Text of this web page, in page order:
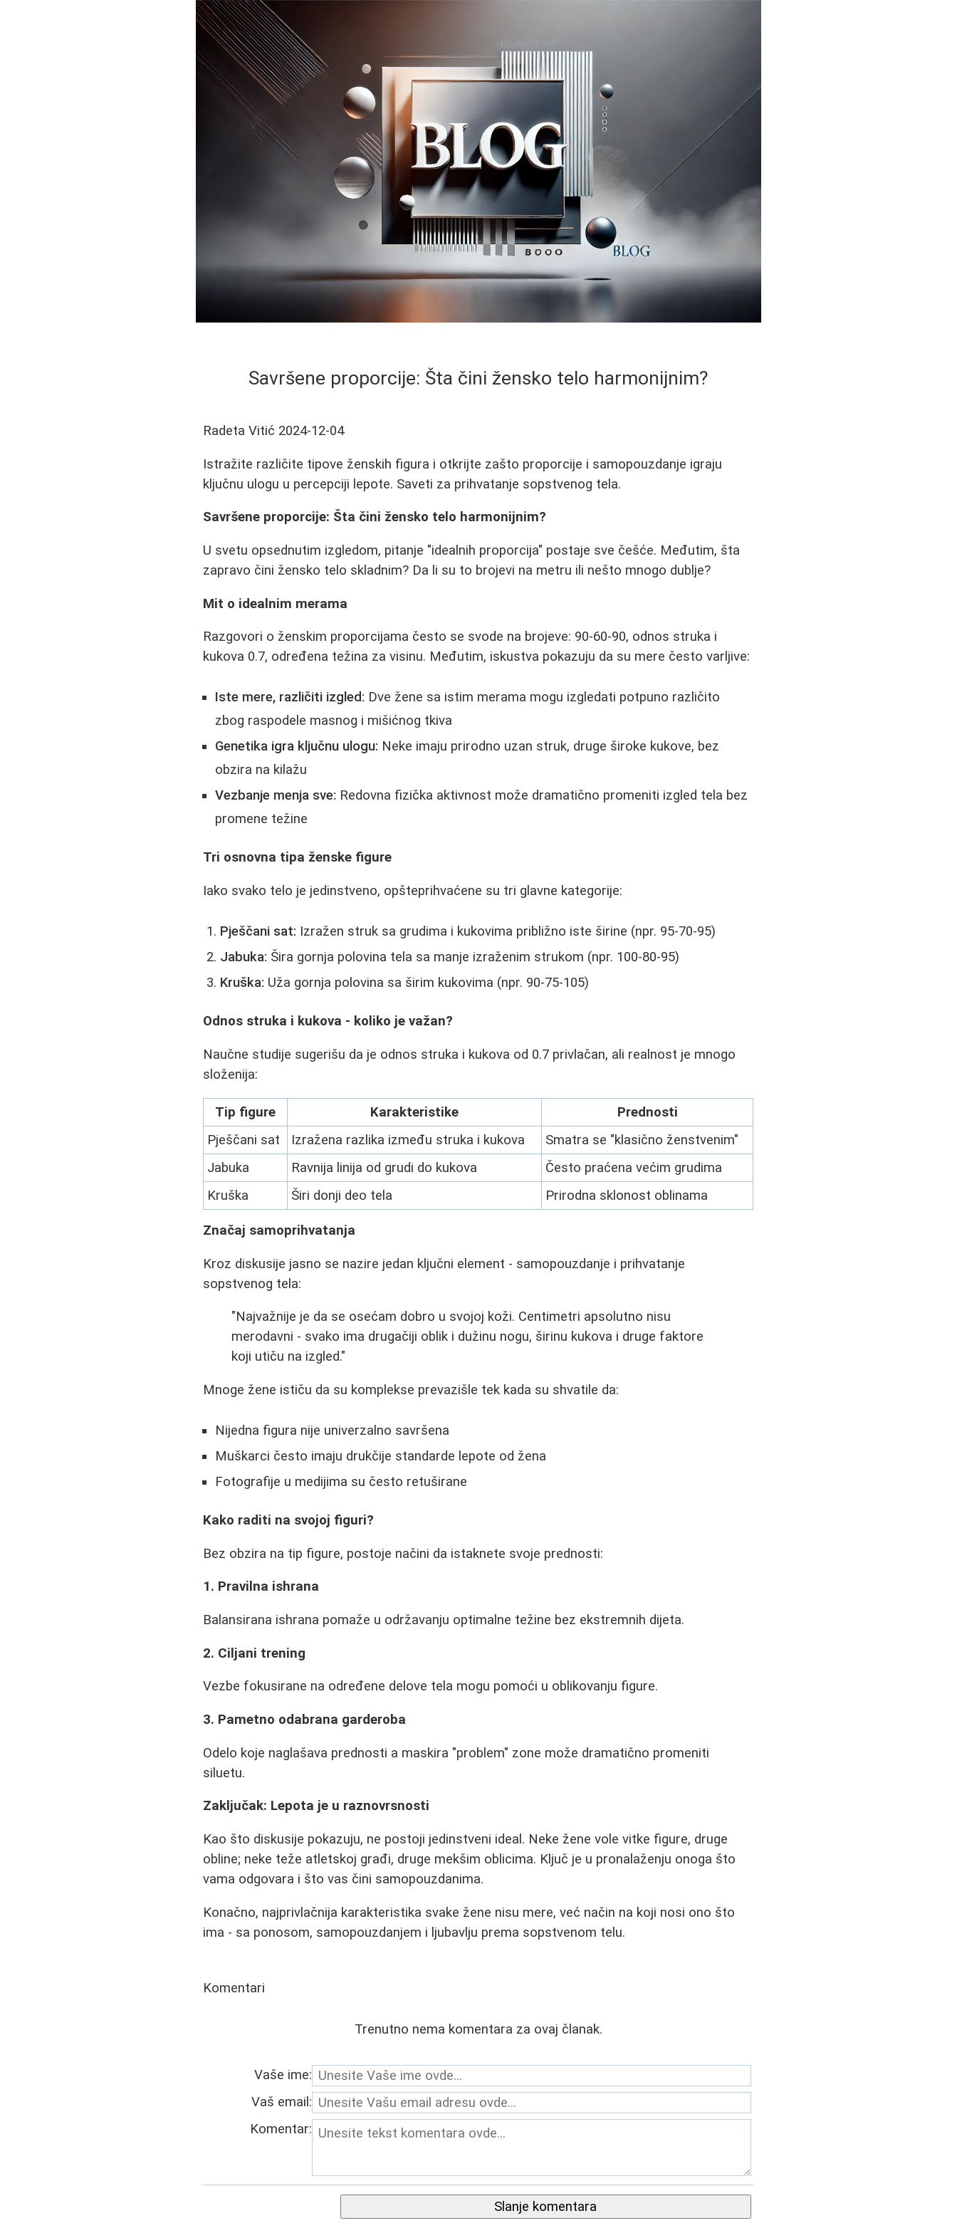
Savršene proporcije: Šta čini žensko telo harmonijnim?
Radeta Vitić 2024-12-04
Istražite različite tipove ženskih figura i otkrijte zašto proporcije i samopouzdanje igraju
ključnu ulogu u percepciji lepote. Saveti za prihvatanje sopstvenog tela.
Savršene proporcije: Šta čini žensko telo harmonijnim?
U svetu opsednutim izgledom, pitanje "idealnih proporcija" postaje sve češće. Međutim, šta
zapravo čini žensko telo skladnim? Da li su to brojevi na metru ili nešto mnogo dublje?
Mit o idealnim merama
Razgovori o ženskim proporcijama često se svode na brojeve: 90-60-90, odnos struka i
kukova 0.7, određena težina za visinu. Međutim, iskustva pokazuju da su mere često varljive:
Iste mere, različiti izgled: Dve žene sa istim merama mogu izgledati potpuno različito
zbog raspodele masnog i mišićnog tkiva
Genetika igra ključnu ulogu: Neke imaju prirodno uzan struk, druge široke kukove, bez
obzira na kilažu
Vezbanje menja sve: Redovna fizička aktivnost može dramatično promeniti izgled tela bez
promene težine
Tri osnovna tipa ženske figure
Iako svako telo je jedinstveno, opšteprihvaćene su tri glavne kategorije:
Pješčani sat: Izražen struk sa grudima i kukovima približno iste širine (npr. 95-70-95)
Jabuka: Šira gornja polovina tela sa manje izraženim strukom (npr. 100-80-95)
Kruška: Uža gornja polovina sa širim kukovima (npr. 90-75-105)
Odnos struka i kukova - koliko je važan?
Naučne studije sugerišu da je odnos struka i kukova od 0.7 privlačan, ali realnost je mnogo
složenija:
Tip figure Karakteristike
Prednosti
Pješčani sat
Izražena razlika između struka i kukova
Smatra se "klasično ženstvenim"
Jabuka
Ravnija linija od grudi do kukova
Često praćena većim grudima
Kruška
Širi donji deo tela Prirodna sklonost oblinama
Značaj samoprihvatanja
Kroz diskusije jasno se nazire jedan ključni element - samopouzdanje i prihvatanje
sopstvenog tela:
"Najvažnije je da se osećam dobro u svojoj koži. Centimetri apsolutno nisu
merodavni - svako ima drugačiji oblik i dužinu nogu, širinu kukova i druge faktore
koji utiču na izgled."
Mnoge žene ističu da su komplekse prevazišle tek kada su shvatile da:
Nijedna figura nije univerzalno savršena
Muškarci često imaju drukčije standarde lepote od žena
Fotografije u medijima su često retuširane
Kako raditi na svojoj figuri?
Bez obzira na tip figure, postoje načini da istaknete svoje prednosti:
1. Pravilna ishrana
Balansirana ishrana pomaže u održavanju optimalne težine bez ekstremnih dijeta.
2. Ciljani trening
Vezbe fokusirane na određene delove tela mogu pomoći u oblikovanju figure.
3. Pametno odabrana garderoba
Odelo koje naglašava prednosti a maskira "problem" zone može dramatično promeniti
siluetu.
Zaključak: Lepota je u raznovrsnosti
Kao što diskusije pokazuju, ne postoji jedinstveni ideal. Neke žene vole vitke figure, druge
obline; neke teže atletskoj građi, druge mekšim oblicima. Ključ je u pronalaženju onoga što
vama odgovara i što vas čini samopouzdanima.
Konačno, najprivlačnija karakteristika svake žene nisu mere, već način na koji nosi ono što
ima - sa ponosom, samopouzdanjem i ljubavlju prema sopstvenom telu.
Komentari
Trenutno nema komentara za ovaj članak.
Vaše ime:
Vaš email:
Komentar:
Slanje komentara